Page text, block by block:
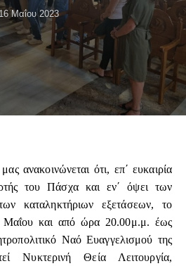
Μαΐου 2023
ανακοινώνεται ότι, επ΄ ευκαιρία
του Πάσχα και εν΄ όψει των
καταληκτήριων εξετάσεων, το
Μαΐου και από ώρα 20.00μ.μ. έως
Ναό Ευαγγελισμού της
Νυκτερινή Θεία Λειτουργία,